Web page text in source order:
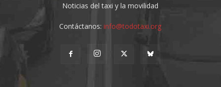
Noticias del taxi y la movilidad
Contáctanos:info@todotaxi.org